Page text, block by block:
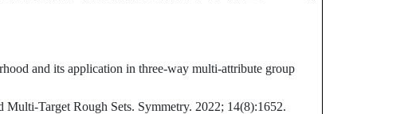
and its application in three-way multi-attribute group
Target Rough Sets. Symmetry. 2022; 14(8):1652.